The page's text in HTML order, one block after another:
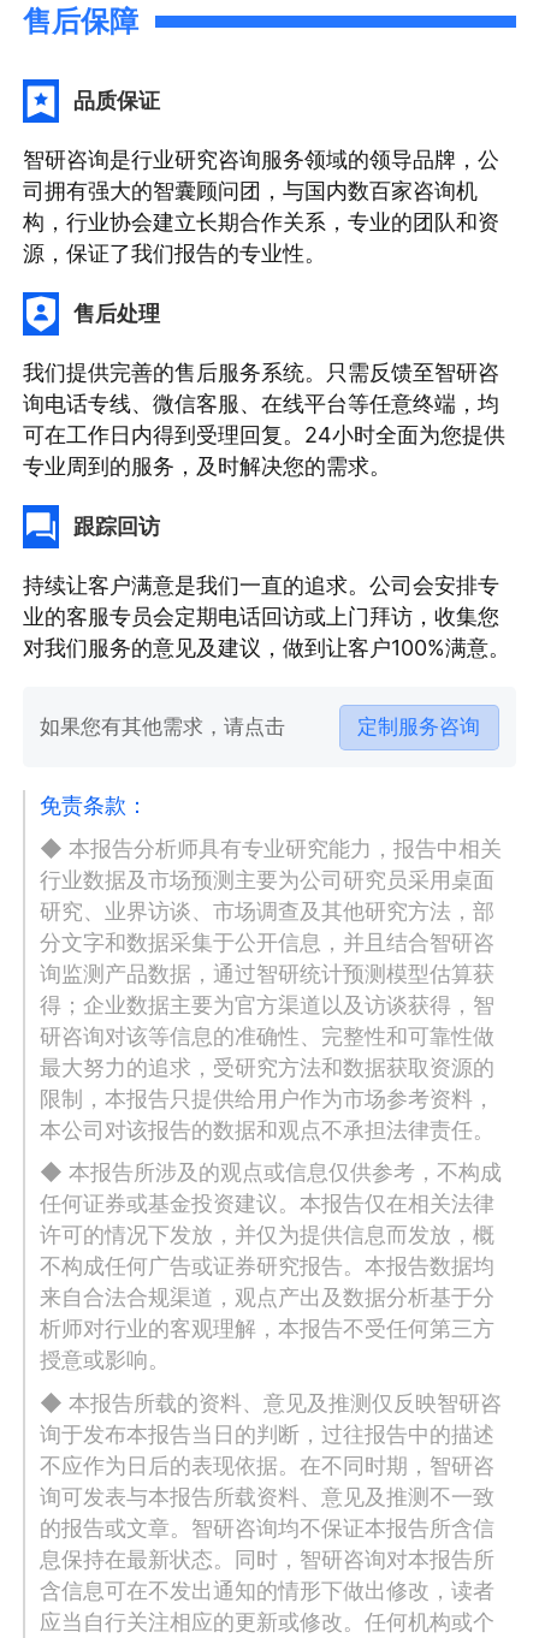
售后保障
品质保证
智研咨询是行业研究咨询服务领域的领导品牌，公
司拥有强大的智囊顾问团，与国内数百家咨询机
构，行业协会建立长期合作关系，专业的团队和资
源，保证了我们报告的专业性。
售后处理
我们提供完善的售后服务系统。只需反馈至智研咨
询电话专线、微信客服、在线平台等任意终端，均
可在工作日内得到受理回复。24小时全面为您提供
专业周到的服务，及时解决您的需求。
跟踪回访
持续让客户满意是我们一直的追求。公司会安排专
业的客服专员会定期电话回访或上门拜访，收集您
对我们服务的意见及建议，做到让客户100%满意。
如果您有其他需求，请点击 定制服务咨询
免责条款：
◆ 本报告分析师具有专业研究能力，报告中相关
行业数据及市场预测主要为公司研究员采用桌面
研究、业界访谈、市场调查及其他研究方法，部
分文字和数据采集于公开信息，并且结合智研咨
询监测产品数据，通过智研统计预测模型估算获
得；企业数据主要为官方渠道以及访谈获得，智
研咨询对该等信息的准确性、完整性和可靠性做
最大努力的追求，受研究方法和数据获取资源的
限制，本报告只提供给用户作为市场参考资料，
本公司对该报告的数据和观点不承担法律责任。
◆ 本报告所涉及的观点或信息仅供参考，不构成
任何证券或基金投资建议。本报告仅在相关法律
许可的情况下发放，并仅为提供信息而发放，概
不构成任何广告或证券研究报告。本报告数据均
来自合法合规渠道，观点产出及数据分析基于分
析师对行业的客观理解，本报告不受任何第三方
授意或影响。
◆ 本报告所载的资料、意见及推测仅反映智研咨
询于发布本报告当日的判断，过往报告中的描述
不应作为日后的表现依据。在不同时期，智研咨
询可发表与本报告所载资料、意见及推测不一致
的报告或文章。智研咨询均不保证本报告所含信
息保持在最新状态。同时，智研咨询对本报告所
含信息可在不发出通知的情形下做出修改，读者
应当自行关注相应的更新或修改。任何机构或个